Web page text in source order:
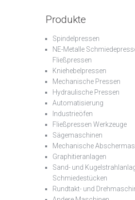
Produkte
Spindelpressen
NE-Metalle
Fließpressen
Kniehebelpressen
Mechanische Pressen
Hydraulische Pressen
Automatisierung
Industrieöfen
Fließpressen Werkzeuge
Sägemaschinen
Mechanische
Graphitieranlagen
Sand- und
Schmiedestücken
Rundtakt- und